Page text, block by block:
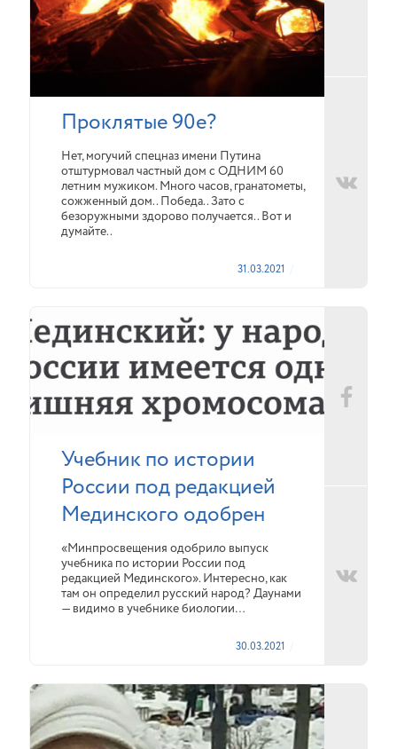
Проклятые 90е?
Нет, могучий спецназ имени Путина
отштурмовал частный дом с ОДНИМ 60
летним мужиком. Много часов, гранатометы,
сожженный дом.. Победа.. Зато с
безоружными здорово получается.. Вот и
думайте..
31.03.2021
Учебник по истории
России под редакцией
Мединского одобрен
«Минпросвещения одобрило выпуск
учебника по истории России под
редакцией Мединского». Интересно, как
там он определил русский народ? Даунами
— видимо в учебнике биологии…
30.03.2021